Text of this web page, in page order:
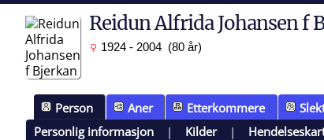
Reidun Alfrida Johansen f
1924 - 2004 (80 år)
Person Aner Etterkommere
Personlig informasjon | Kilder|